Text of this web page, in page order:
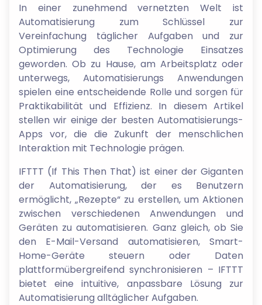
In einer zunehmend vernetzten Welt ist
Automatisierung zum Schlüssel zur
Vereinfachung täglicher Aufgaben und zur
Optimierung des Technologie Einsatzes
geworden. Ob zu Hause, am Arbeitsplatz oder
unterwegs, Automatisierungs Anwendungen
spielen eine entscheidende Rolle und sorgen für
Praktikabilität und Effizienz. In diesem Artikel
stellen wir einige der besten Automatisierungs-
Apps vor, die die Zukunft der menschlichen
Interaktion mit Technologie prägen.
IFTTT (If This Then That) ist einer der Giganten
der Automatisierung, der es Benutzern
ermöglicht, „Rezepte“ zu erstellen, um Aktionen
zwischen verschiedenen Anwendungen und
Geräten zu automatisieren. Ganz gleich, ob Sie
den E-Mail-Versand automatisieren, Smart-
Home-Geräte steuern oder Daten
plattformübergreifend synchronisieren – IFTTT
bietet eine intuitive, anpassbare Lösung zur
Automatisierung alltäglicher Aufgaben.